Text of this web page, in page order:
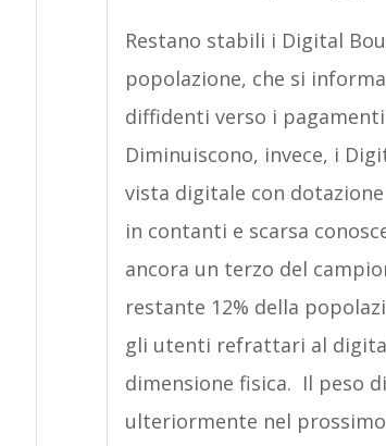
Restano stabili i Digital
popolazione, che si
diffidenti verso i
Diminuiscono, invece, i
vista digitale con
in contanti e scarsa
ancora un terzo del
restante 12% della
gli utenti refrattari al
dimensione fisica. Il peso
ulteriormente nel prossimo